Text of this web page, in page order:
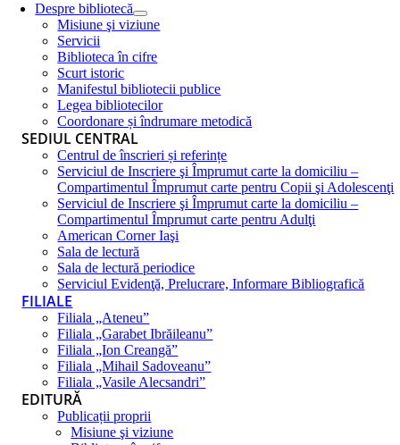
Despre bibliotecă
Misiune şi viziune
Servicii
Biblioteca în cifre
Scurt istoric
Manifestul bibliotecii publice
Legea bibliotecilor
Coordonare și îndrumare metodică
SEDIUL CENTRAL
Centrul de înscrieri și referințe
Serviciul de Inscriere şi Împrumut carte la domiciliu –
Compartimentul Împrumut carte pentru Copii şi Adolescenţi
Serviciul de Inscriere şi Împrumut carte la domiciliu –
Compartimentul Împrumut carte pentru Adulţi
American Corner Iaşi
Sala de lectură
Sala de lectură periodice
Serviciul Evidenţă, Prelucrare, Informare Bibliografică
FILIALE
Filiala „Ateneu”
Filiala „Garabet Ibrăileanu”
Filiala „Ion Creangă”
Filiala „Mihail Sadoveanu”
Filiala „Vasile Alecsandri”
EDITURĂ
Publicații proprii
Misiune şi viziune